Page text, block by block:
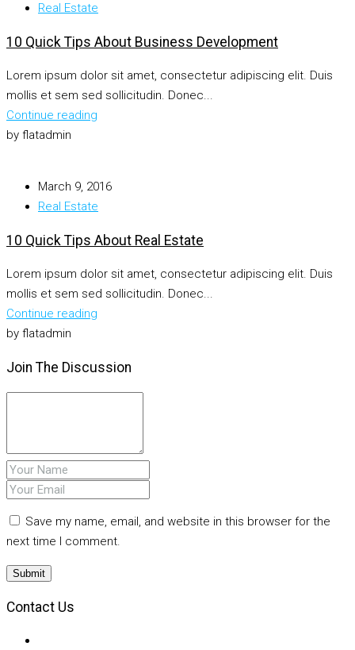
Real Estate
10 Quick Tips About Business Development
Lorem ipsum dolor sit amet, consectetur adipiscing elit. Duis
mollis et sem sed sollicitudin. Donec...
Continue reading
by flatadmin
March 9, 2016
Real Estate
10 Quick Tips About Real Estate
Lorem ipsum dolor sit amet, consectetur adipiscing elit. Duis
mollis et sem sed sollicitudin. Donec...
Continue reading
by flatadmin
Join The Discussion
Save my name, email, and website in this browser for the
next time I comment.
Contact Us